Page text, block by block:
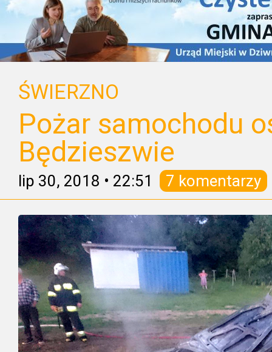
ŚWIERZNO
Pożar samochodu
Będzieszwie
lip 30, 2018 • 22:51 7 komentarzy